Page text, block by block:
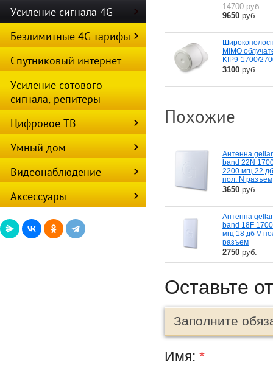
14700руб.
9650 руб.
MIMO
KIP9-1700/
3100 руб.
Похожие
Антенна
band 22N
2200 мгц 22
пол. N разъем
3650 руб.
Антенна
band 18F
мгц 18 дб V
разъем
2750 руб.
Оставьте
Заполните
Имя: *
Усиление сигнала 4G
Безлимитные 4G тарифы
Спутниковый интернет
Усиление сотового
сигнала, репитеры
Цифровое ТВ
Умный дом
Видеонаблюдение
Аксессуары